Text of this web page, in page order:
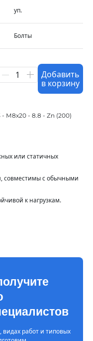
уп.
Болты
1
Добавить
в корзину
М8х20 - 8.8 - Zn (200)
или статичных
совместимы с обычными
к нагрузкам.
видах работ и типовых